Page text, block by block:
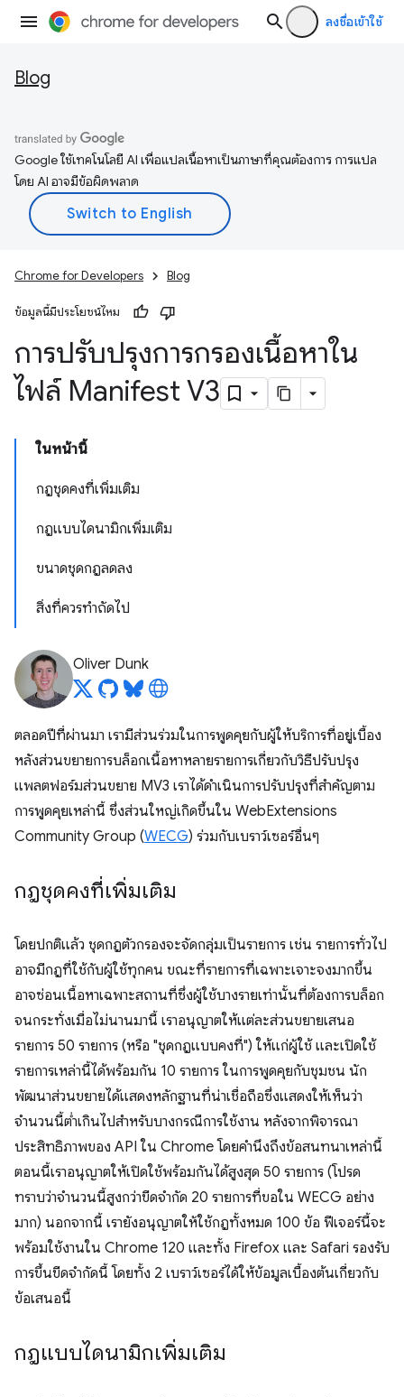
ลงชื่อเข้าใช้
Blog
Google ใช้เทคโนโลยี AI เพื่อแปลเนื้อหาเป็นภาษาที่คุณต้องการ การแปล
โดย AI อาจมีข้อผิดพลาด
Chrome for Developers Blog
ข้อมูลนี้มีประโยชน์ไหม
การปรับปรุงการกรองเนื้อหาใน
ไฟล์ Manifest V3
ในหน้านี้
กฎชุดคงที่เพิ่มเติม
กฎแบบไดนามิกเพิ่มเติม
ขนาดชุดกฎลดลง
สิ่งที่ควรทำถัดไป
Oliver Dunk
ตลอดปีที่ผ่านมา เรามีส่วนร่วมในการพูดคุยกับผู้ให้บริการที่อยู่เบื้อง
หลังส่วนขยายการบล็อกเนื้อหาหลายรายการเกี่ยวกับวิธีปรับปรุง
แพลตฟอร์มส่วนขยาย MV3 เราได้ดำเนินการปรับปรุงที่สำคัญตาม
การพูดคุยเหล่านี้ ซึ่งส่วนใหญ่เกิดขึ้นใน WebExtensions
Community Group (WECG) ร่วมกับเบราว์เซอร์อื่นๆ
กฎชุดคงที่เพิ่มเติม
โดยปกติแล้ว ชุดกฎตัวกรองจะจัดกลุ่มเป็นรายการ เช่น รายการทั่วไป
อาจมีกฎที่ใช้กับผู้ใช้ทุกคน ขณะที่รายการที่เฉพาะเจาะจงมากขึ้น
อาจซ่อนเนื้อหาเฉพาะสถานที่ซึ่งผู้ใช้บางรายเท่านั้นที่ต้องการบล็อก
จนกระทั่งเมื่อไม่นานมานี้ เราอนุญาตให้แต่ละส่วนขยายเสนอ
รายการ 50 รายการ (หรือ "ชุดกฎแบบคงที่") ให้แก่ผู้ใช้ และเปิดใช้
รายการเหล่านี้ได้พร้อมกัน 10 รายการ ในการพูดคุยกับชุมชน นัก
พัฒนาส่วนขยายได้แสดงหลักฐานที่น่าเชื่อถือซึ่งแสดงให้เห็นว่า
จำนวนนี้ต่ำเกินไปสำหรับบางกรณีการใช้งาน หลังจากพิจารณา
ประสิทธิภาพของ API ใน Chrome โดยคำนึงถึงข้อสนทนาเหล่านี้
ตอนนี้เราอนุญาตให้เปิดใช้พร้อมกันได้สูงสุด 50 รายการ (โปรด
ทราบว่าจำนวนนี้สูงกว่าขีดจํากัด 20 รายการที่ขอใน WECG อย่าง
มาก) นอกจากนี้ เรายังอนุญาตให้ใช้กฎทั้งหมด 100 ข้อ ฟีเจอร์นี้จะ
พร้อมใช้งานใน Chrome 120 และทั้ง Firefox และ Safari รองรับ
การขึ้นขีดจำกัดนี้ โดยทั้ง 2 เบราว์เซอร์ได้ให้ข้อมูลเบื้องต้นเกี่ยวกับ
ข้อเสนอนี้
กฎแบบไดนามิกเพิ่มเติม